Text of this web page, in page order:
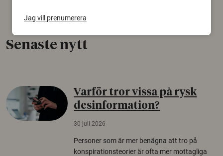
Senaste nytt
Varför tror vissa på rysk
desinformation?
30 juli 2026
Personer som är mer benägna att tro på
konspirationsteorier är ofta mer mottagliga
Jag vill prenumerera